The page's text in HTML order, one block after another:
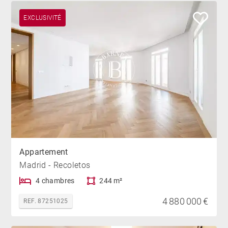
EXCLUSIVITÉ
Appartement
Madrid - Recoletos
4 chambres 244 m²
REF. 87251025 4 880 000 €